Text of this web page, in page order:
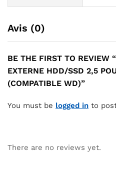
Avis (0)
BE THE FIRST TO REVIEW
EXTERNE HDD/SSD 2,5
(COMPATIBLE WD)”
You must be logged in to
There are no reviews yet.